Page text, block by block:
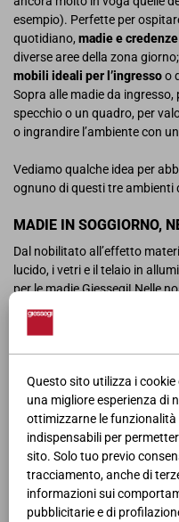
Questo sito utilizza i
una migliore esperienza di
ottimizzarne le funzionalità
indispensabili per
sito. Solo tuo previo
tracciamento, anche di
informazioni sui
pubblicitarie e di
esempio). Perfette per
quotidiano, madie e credenze
diverse aree della zona
mobili ideali per l’ingressoo
Sopra alle madie da
specchio o un quadro, per
o ingrandire l’ambiente con
Vediamo qualche idea per
ognuno di questi tre ambienti
MADIE IN SOGGIORNO,
Dal nobilitato all’effetto
lucido, i vetri e il telaio in
per le madie Giessegi! Nelle
colore che amate e che si
per esempio, potete optare
variante Nuvola Frassino
classico e pulito. Se preferite
date un’occhiata al modello
variante in noce, perfetta per
classica ma dalle linee sobrie
Se il vostro stile si avvicina a